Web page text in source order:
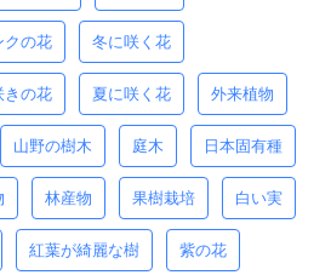
クの花 冬に咲く花
きの花 夏に咲く花 外来植物
山野の樹木 庭木 日本固有種
林産物 果樹栽培 白い実
紅葉が綺麗な樹 紫の花